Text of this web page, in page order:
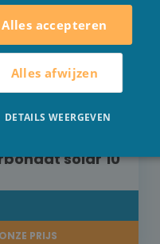
met
solar 10
PRIJS
Alles accepteren
Alles afwijzen
DETAILS WEERGEVEN